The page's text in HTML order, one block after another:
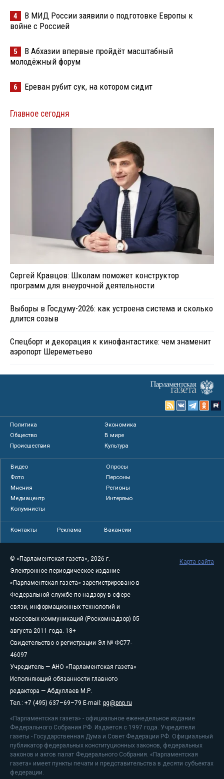
4
В МИД России заявили о подготовке Европы к
войне с Россией
5
В Абхазии впервые пройдёт масштабный
молодёжный форум
6 Ереван рубит сук, на котором сидит
Главное сегодня
Сергей Кравцов: Школам поможет конструктор
программ для внеурочной деятельности
Выборы в Госдуму-2026: как устроена система и сколько
длится созыв
Спецборт и декорация к кинофантастике: чем знаменит
аэропорт Шереметьево
Политика
Экономика
Общество
В мире
Происшествия
Культура
Видео
Опросы
Фото
Персоны
Мнения
Регионы
Медиацентр
Интервью
Колумнисты
Контакты Реклама Вакансии
© «Парламентская газета», 2026 г.
Электронное периодическое издание
«Парламентская газета» зарегистрировано в
Федеральной службе по надзору в сфере
связи, информационных технологий и
массовых коммуникаций (Роскомнадзор) 05
августа 2011 года. 18+
Свидетельство о регистрации Эл № ФС77-
46097
Учредитель — АНО «Парламентская газета»
Исполняющий обязанности главного
редактора — Абдуллаев М.Р.
Тел.: +7 (495) 637–69–79 E-mail: pg@pnp.ru
«Парламентская газета» - официальное еженедельное издание
Федерального Собрания РФ. Издается с 1997 года. Учредители
газеты - Государственная Дума и Совет Федерации РФ. Официальный
публикатор федеральных конституционных законов, федеральных
законов и актов палат Федерального Собрания. «Парламентская
газета» имеет пункты печати и представительства в десяти субъектах
федерации.
Карта сайта